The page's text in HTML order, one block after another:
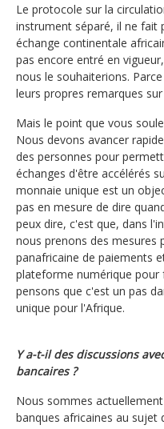
Le protocole sur la
instrument séparé, il ne fait
échange continentale
pas encore entré en
nous le souhaiterions.
leurs propres remarques
Mais le point que vous
Nous devons avancer
des personnes pour
échanges d'être accélérés
monnaie unique est un
pas en mesure de dire
peux dire, c'est que, dans
nous prenons des mesures
panafricaine de paiements
plateforme numérique
pensons que c'est un pas
unique pour l'Afrique.
Y a-t-il des discussions
bancaires ?
Nous sommes
banques africaines au sujet